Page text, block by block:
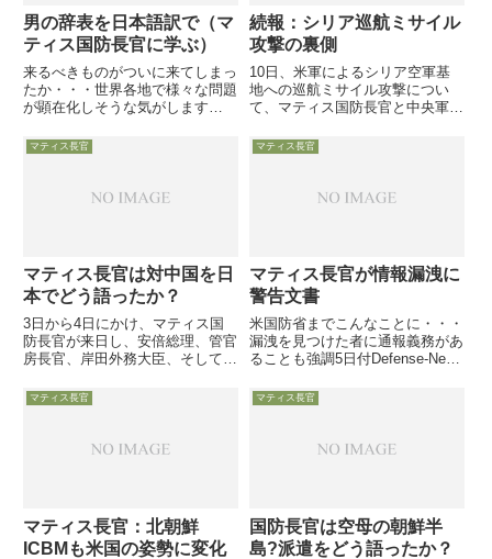
男の辞表を日本語訳で（マ
ティス国防長官に学ぶ）
来るべきものがついに来てしまっ
たか・・・世界各地で様々な問題
が顕在化しそうな気がします
換点として記憶されないことを願
います以下では、マティス長官が
れる辞表の全文をご紹介します...
続報：シリア巡航ミサイル
攻撃の裏側
10日、米軍によるシリア空軍基
地への巡航ミサイル攻撃につい
て、マティス国防長官と中央軍報
について、声明または会見で語り
ました。同攻撃については、7
者団にブリーフィングを行ってお
マティス長官
マティス長官は対中国を日
本でどう語ったか？
3日から4日にかけ、マティス国
防長官が来日し、安倍総理、管官
房長官、岸田外務大臣、そして稲
た。尖閣への「日米安保条約第5
た等が日本のメディアで盛んに
マティス長官
マティス長官が情報漏洩に
警告文書
米国防省までこんなことに・・・
漏洩を見つけた者に通報義務があ
ることも強調5日付Defense-News
前国防省職員（もちろん全軍人を
概要を伝えています...
マティス長官
マティス長官：北朝鮮
ICBMも米国の姿勢に変化
マティス長官
国防長官は空母の朝鮮半
島?派遣をどう語ったか？